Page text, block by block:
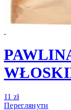
11 zł
Переглянути